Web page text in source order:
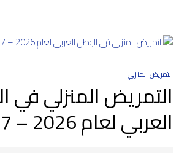
التمريض المنزلي
التمريض المنزلي في
العربي لعام 2026 – 2027